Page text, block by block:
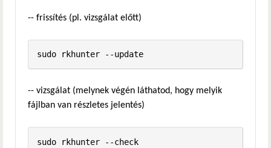
-- frissítés (pl. vizsgálat előtt)
sudo rkhunter --update
-- vizsgálat (melynek végén láthatod, hogy melyik
fájlban van részletes jelentés)
sudo rkhunter --check